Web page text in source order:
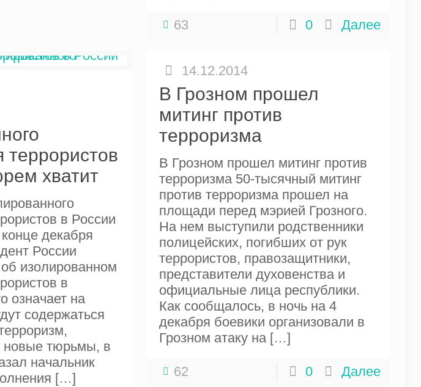
63 0 Далее
террористов
хватит
в России
декабря
России
изолированном
в
означает на
содержаться
новые тюрьмы, в
начальник
[…]
14.12.2014
В Грозном прошел
митинг против
терроризма
В Грозном прошел митинг против
терроризма 50-тысячный митинг
против терроризма прошел на
площади перед мэрией Грозного.
На нем выступили родственники
полицейских, погибших от рук
террористов, правозащитники,
представители духовенства и
официальные лица республики.
Как сообщалось, в ночь на 4
декабря боевики организовали в
Грозном атаку на[…]
62 0 Далее